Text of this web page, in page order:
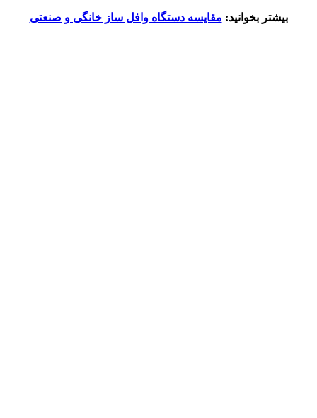
بیشتر بخوانید: مقایسه دستگاه وافل ساز خانگی و صنعتی